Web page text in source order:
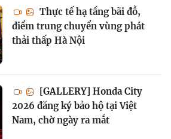
Thực tế hạ tầng bãi đỗ,
điểm trung chuyển vùng phát
thải thấp Hà Nội
[GALLERY] Honda City
2026 đăng ký bảo hộ tại Việt
Nam, chờ ngày ra mắt